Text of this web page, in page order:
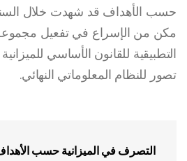
حسب الأهداف قد شهدت خلال
مكن من الإسراع في تفعيل
التطبيقية للقانون الأساسي
تصور للنظام المعلوماتي النهائي.
التصرف في الميزانية حسب